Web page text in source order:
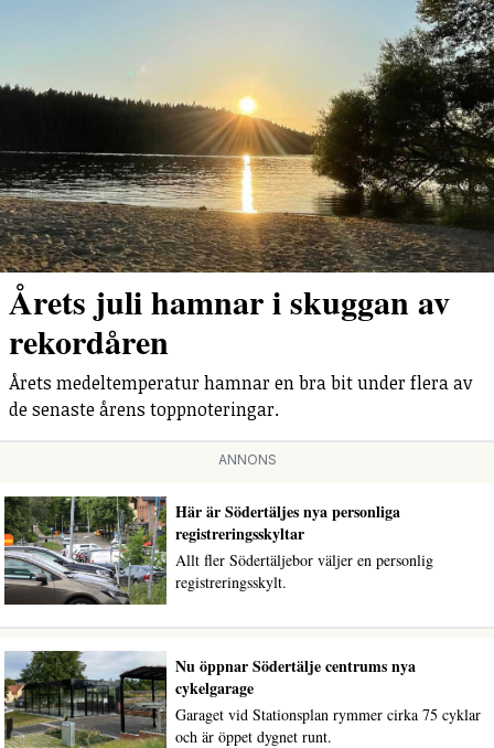
Årets juli hamnar i skuggan av
rekordåren
Årets medeltemperatur hamnar en bra bit under flera av
de senaste årens toppnoteringar.
ANNONS
Här är Södertäljes nya personliga
registreringsskyltar
Allt fler Södertäljebor väljer en personlig
registreringsskylt.
Nu öppnar Södertälje centrums nya
cykelgarage
Garaget vid Stationsplan rymmer cirka 75 cyklar
och är öppet dygnet runt.